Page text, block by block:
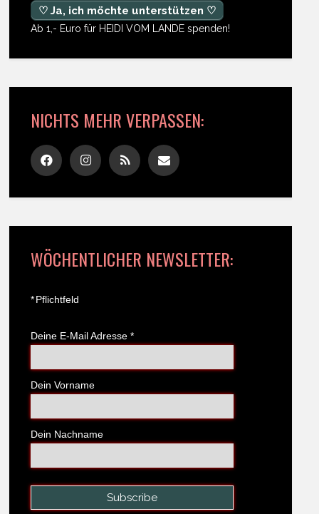
♡ Ja, ich möchte unterstützen ♡
Ab 1,- Euro für HEIDI VOM LANDE spenden!
NICHTS MEHR VERPASSEN:
WÖCHENTLICHER NEWSLETTER:
*Pflichtfeld
Deine E-Mail Adresse *
Dein Vorname
Dein Nachname